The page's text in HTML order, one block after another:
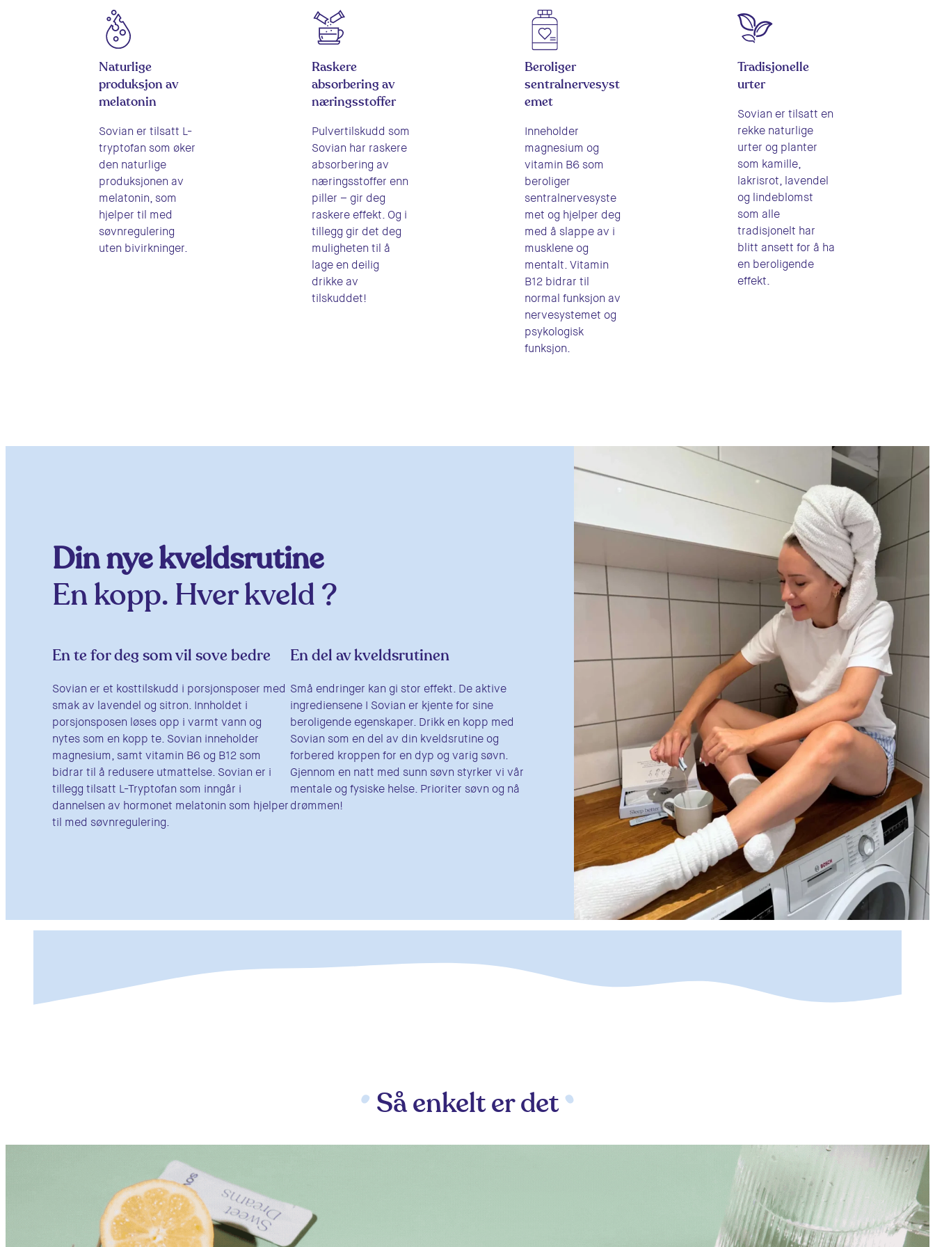
Naturlige
produksjon av
melatonin
Sovian er tilsatt L-
tryptofan som øker
den naturlige
produksjonen av
melatonin, som
hjelper til med
søvnregulering
uten bivirkninger.
Raskere
absorbering av
næringsstoffer
Pulvertilskudd som
Sovian har raskere
absorbering av
næringsstoffer enn
piller – gir deg
raskere effekt. Og i
tillegg gir det deg
muligheten til å
lage en deilig
drikke av
tilskuddet!
Beroliger
sentralnervesyst
emet
Inneholder
magnesium og
vitamin B6 som
beroliger
sentralnervesyste
met og hjelper deg
med å slappe av i
musklene og
mentalt. Vitamin
B12 bidrar til
normal funksjon av
nervesystemet og
psykologisk
funksjon.
Tradisjonelle
urter
Sovian er tilsatt en
rekke naturlige
urter og planter
som kamille,
lakrisrot, lavendel
og lindeblomst
som alle
tradisjonelt har
blitt ansett for å ha
en beroligende
effekt.
Din nye kveldsrutine
En kopp. Hver kveld ?
En te for deg som vil sove bedre
Sovian er et kosttilskudd i porsjonsposer med
smak av lavendel og sitron. Innholdet i
porsjonsposen løses opp i varmt vann og
nytes som en kopp te. Sovian inneholder
magnesium, samt vitamin B6 og B12 som
bidrar til å redusere utmattelse. Sovian er i
tillegg tilsatt L-Tryptofan som inngår i
dannelsen av hormonet melatonin som hjelper
til med søvnregulering.
En del av kveldsrutinen
Små endringer kan gi stor effekt. De aktive
ingrediensene I Sovian er kjente for sine
beroligende egenskaper. Drikk en kopp med
Sovian som en del av din kveldsrutine og
forbered kroppen for en dyp og varig søvn.
Gjennom en natt med sunn søvn styrker vi vår
mentale og fysiske helse. Prioriter søvn og nå
drømmen!
Så enkelt er det